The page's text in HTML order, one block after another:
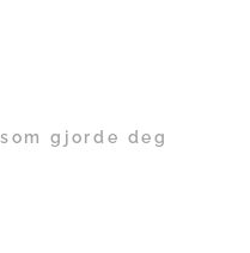
gjorde deg